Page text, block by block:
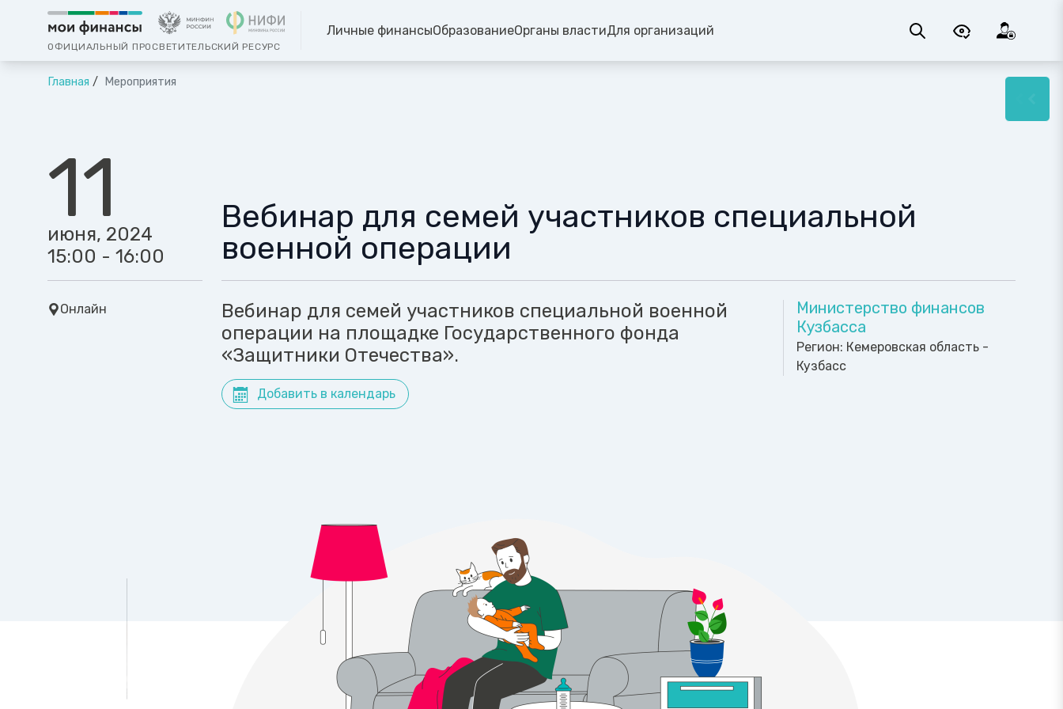
ОФИЦИАЛЬНЫЙ ПРОСВЕТИТЕЛЬСКИЙ РЕСУРС
Личные финансыОбразованиеОрганы властиДля организаций
Главная Мероприятия
11
июня, 2024
15:00 - 16:00
Онлайн
Вебинар для семей участников специальной
военной операции
Вебинар для семей участников специальной военной
операции на площадке Государственного фонда
«Защитники Отечества».
Добавить в календарь
Министерство финансов
Кузбасса
Регион: Кемеровская область -
Кузбасс